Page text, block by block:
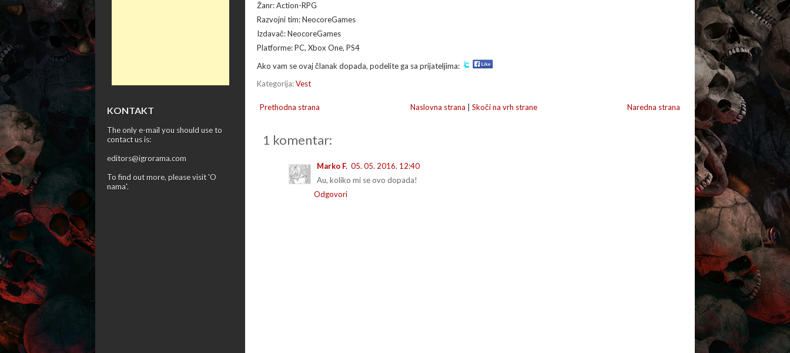
KONTAKT
The only e-mail you should use to
contact us is:
editors@igrorama.com
To find out more, please visit 'O
nama'.
Žanr: Action-RPG
Razvojni tim: NeocoreGames
Izdavač: NeocoreGames
Platforme: PC, Xbox One, PS4
Ako vam se ovaj članak dopada, podelite ga sa prijateljima:
Kategorija:Vest
Naredna strana
Prethodna strana Naslovna strana Skoči na vrh strane
1 komentar:
Marko F. 05. 05. 2016. 12:40
Au, koliko mi se ovo dopada!
Odgovori